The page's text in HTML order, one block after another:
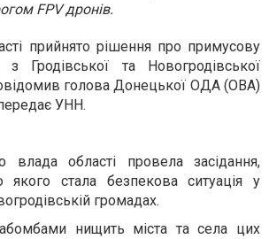
FPV дронів.
прийнято рішення про примусову
з Гродівської та Новогродівської
голова Донецької ОДА (ОВА)
УНН.
влада області провела засідання,
стала безпекова ситуація у
громадах.
нищить міста та села цих